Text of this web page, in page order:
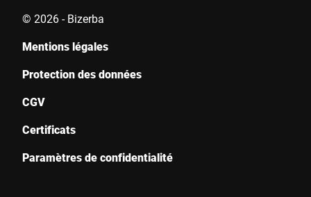
Je confirme par la présente que j'accepte l'utilisation de mes
informations peuvent être trouvées dans le
© 2026 - Bizerba
Mentions légales
Protection des données
CGV
Certificats
Paramètres de confidentialité